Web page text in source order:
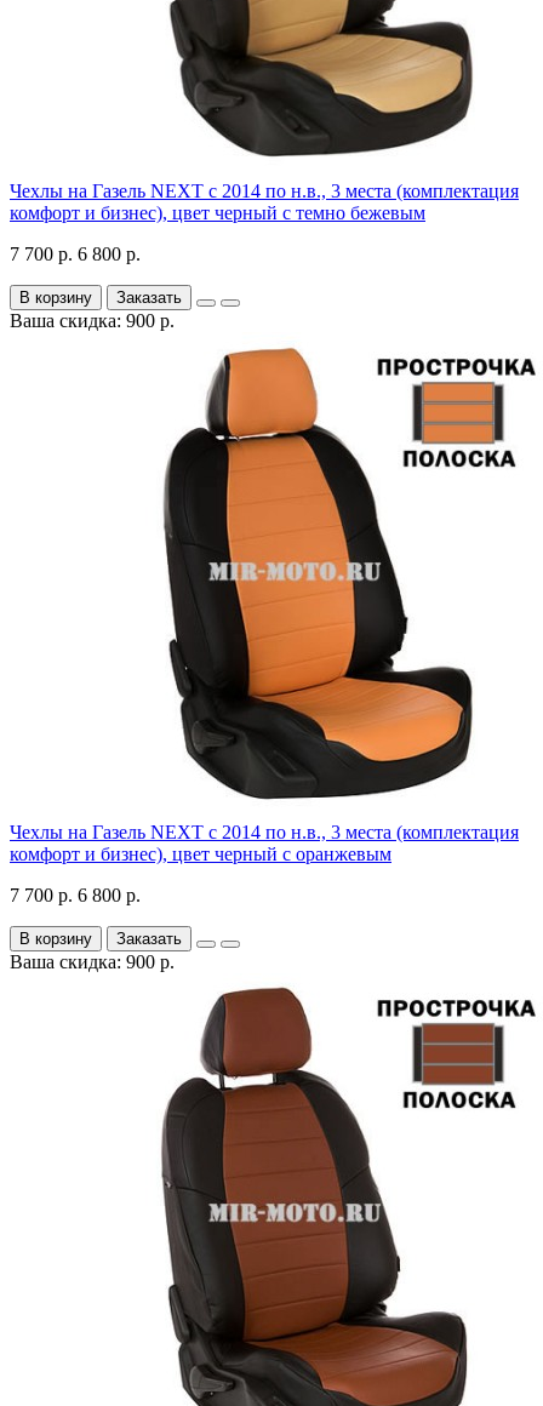
Чехлы на Газель NEXT с 2014 по н.в., 3 места (комплектация
комфорт и бизнес), цвет черный с темно бежевым
7 700 р. 6 800 р.
В корзину Заказать
Ваша скидка: 900 р.
Чехлы на Газель NEXT с 2014 по н.в., 3 места (комплектация
комфорт и бизнес), цвет черный с оранжевым
7 700 р. 6 800 р.
В корзину Заказать
Ваша скидка: 900 р.